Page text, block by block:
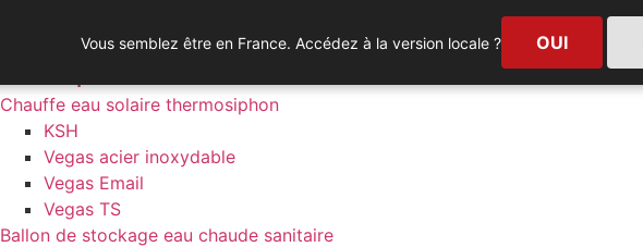
Solar pump
Chauffe eau solaire thermosiphon
KSH
Vegas acier inoxydable
Vegas Email
Vegas TS
Ballon de stockage eau chaude sanitaire
Vous semblez être en France. Accédez à la version locale ? OUI